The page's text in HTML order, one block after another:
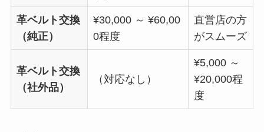
革ベルト交換
（純正）
¥30,000 ～ ¥60,00
0程度
直営店の方
がスムーズ
革ベルト交換
（社外品）
（対応なし）
¥5,000 ～
¥20,000程
度